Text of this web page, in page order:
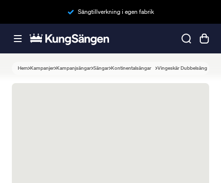
Sängtillverkning i egen fabrik
Hem Kampanjer Kampanjsängar Sängar Kontinentalsängar Vingeskär Dubbelsäng